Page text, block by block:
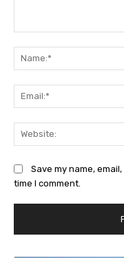
Save my name,
time I comment.